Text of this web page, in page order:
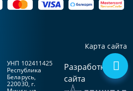
Карта сайта
УНП 102411425
Республика
Беларусь,
220030, г.
Разработка
сайта